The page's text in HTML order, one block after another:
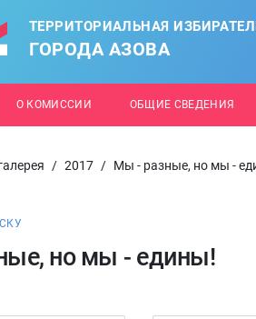
ТЕРРИТОРИАЛЬНАЯ
ГОРОДА АЗОВА
О КОМИССИИ ОБЩИЕ СВЕДЕНИЯ
/ 2017 / Мы - разные, но мы -
но мы - едины!